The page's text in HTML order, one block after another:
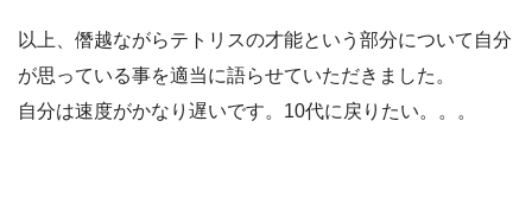
以上、僭越ながらテトリスの才能という部分について自分
が思っている事を適当に語らせていただきました。
自分は速度がかなり遅いです。10代に戻りたい。。。